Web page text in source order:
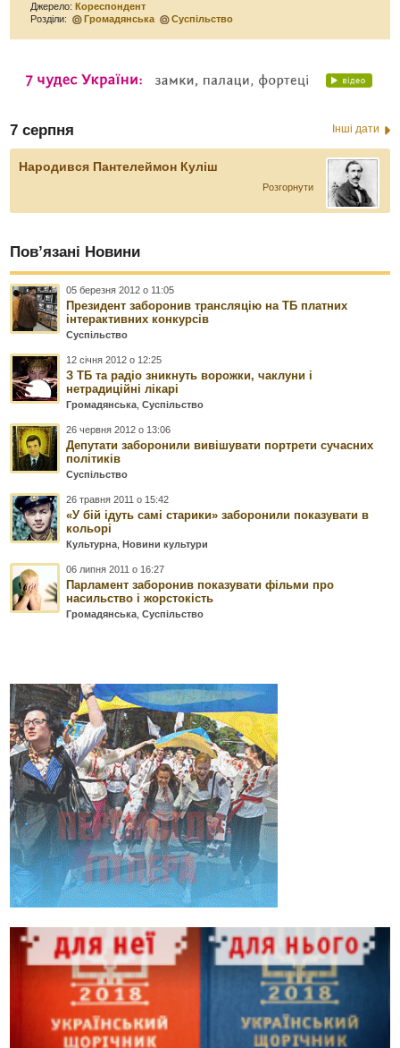
Джерело: Кореспондент
Розділи:
Громадянська Суспільство
7 серпня Інші дати
Народився Пантелеймон Куліш
Розгорнути
Пов’язані Новини
05 березня 2012 о 11:05
Президент заборонив трансляцію на ТБ платних
інтерактивних конкурсів
Суспільство
12 січня 2012 о 12:25
З ТБ та радіо зникнуть ворожки, чаклуни і
нетрадиційні лікарі
Громадянська ,Суспільство
26 червня 2012 о 13:06
Депутати заборонили вивішувати портрети сучасних
політиків
Суспільство
26 травня 2011 о 15:42
«У бій ідуть самі старики» заборонили показувати в
кольорі
Культурна ,Новини культури
06 липня 2011 о 16:27
Парламент заборонив показувати фільми про
насильство і жорстокість
Громадянська ,Суспільство